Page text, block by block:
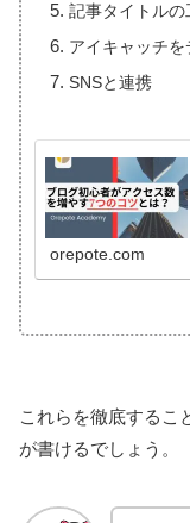
記事タイトルの
アイキャッチを
SNSと連携
orepote.com
これらを徹底するこ
が書けるでしょう。